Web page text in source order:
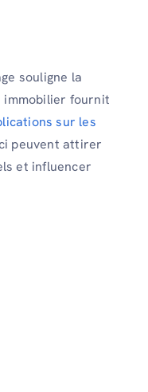
souligne la
immobilier fournit
sur les
peuvent attirer
et influencer